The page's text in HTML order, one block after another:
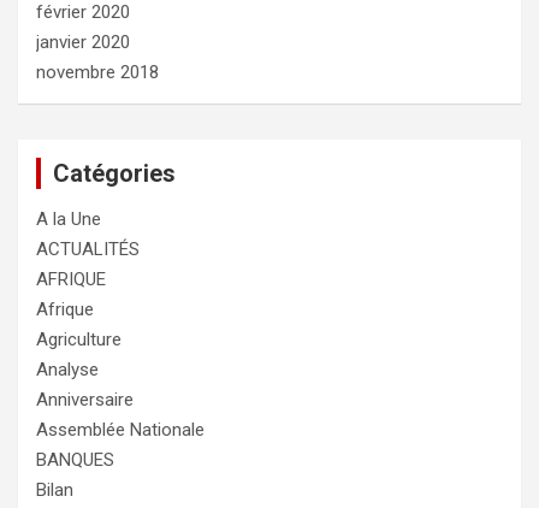
février 2020
janvier 2020
novembre 2018
Catégories
A la Une
ACTUALITÉS
AFRIQUE
Afrique
Agriculture
Analyse
Anniversaire
Assemblée Nationale
BANQUES
Bilan